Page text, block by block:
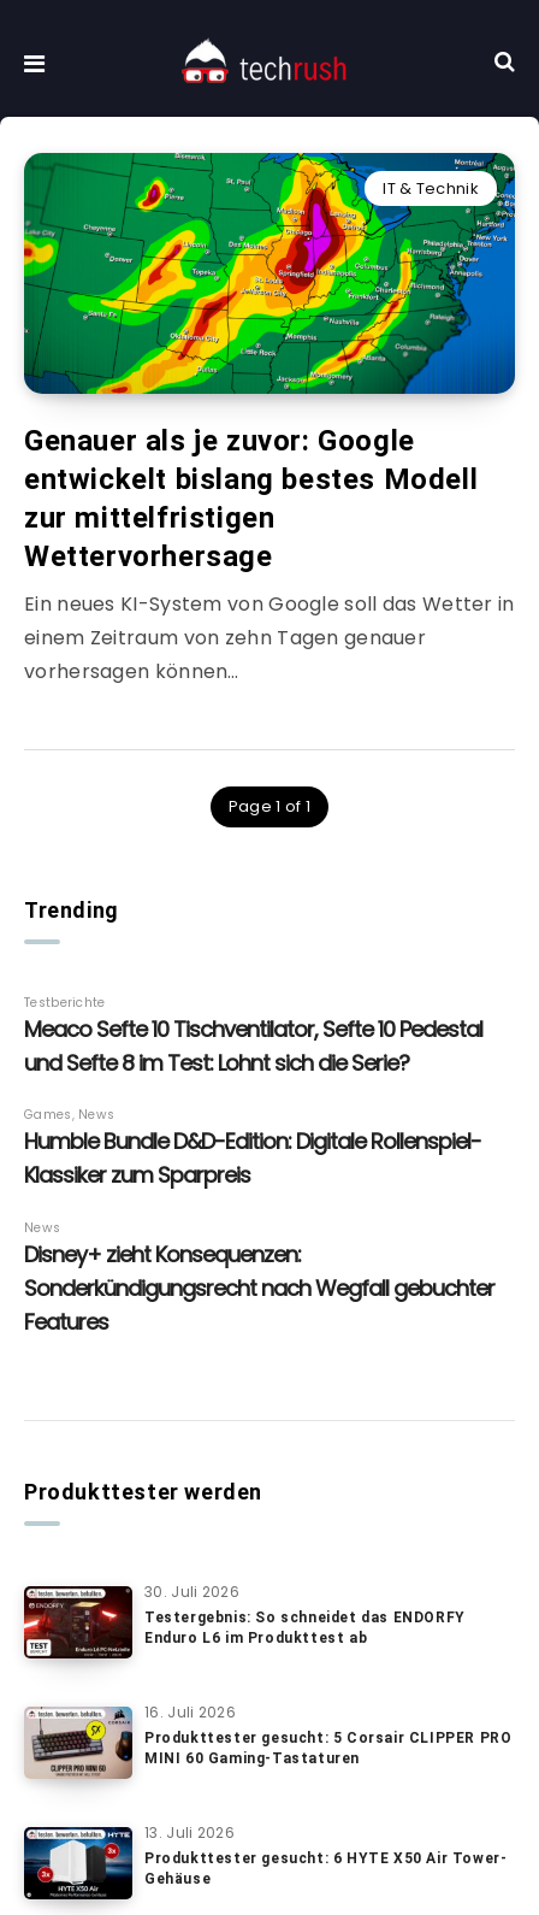
IT & Technik
Genauer als je zuvor: Google
entwickelt bislang bestes Modell
zur mittelfristigen
Wettervorhersage
Ein neues KI-System von Google soll das Wetter in
einem Zeitraum von zehn Tagen genauer
vorhersagen können…
Page 1 of 1
Trending
Produkttester werden
30. Juli 2026
Testergebnis: So schneidet das ENDORFY
Enduro L6 im Produkttest ab
16. Juli 2026
Produkttester gesucht: 5 Corsair CLIPPER PRO
MINI 60 Gaming-Tastaturen
13. Juli 2026
Produkttester gesucht: 6 HYTE X50 Air Tower-
Gehäuse